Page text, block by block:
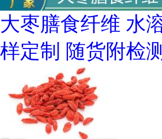
大枣膳食纤维 水
样定制 随货附检